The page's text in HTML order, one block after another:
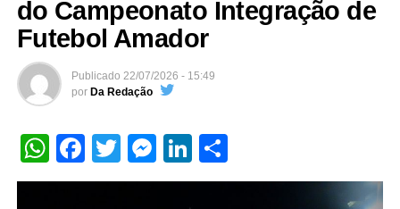
do Campeonato Integração de
Futebol Amador
Publicado 22/07/2026 - 15:49
por Da Redação
WhatsApp
Facebook
TwitterMessenger
LinkedIn